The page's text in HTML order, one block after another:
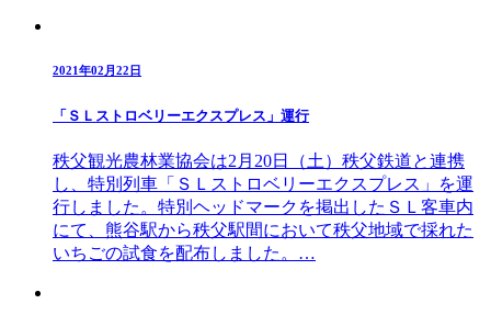
2021年02月22日
「ＳＬストロベリーエクスプレス」運行
秩父観光農林業協会は2月20日（土）秩父鉄道と連携
し、特別列車「ＳＬストロベリーエクスプレス」を運
行しました。特別ヘッドマークを掲出したＳＬ客車内
にて、熊谷駅から秩父駅間において秩父地域で採れた
いちごの試食を配布しました。…